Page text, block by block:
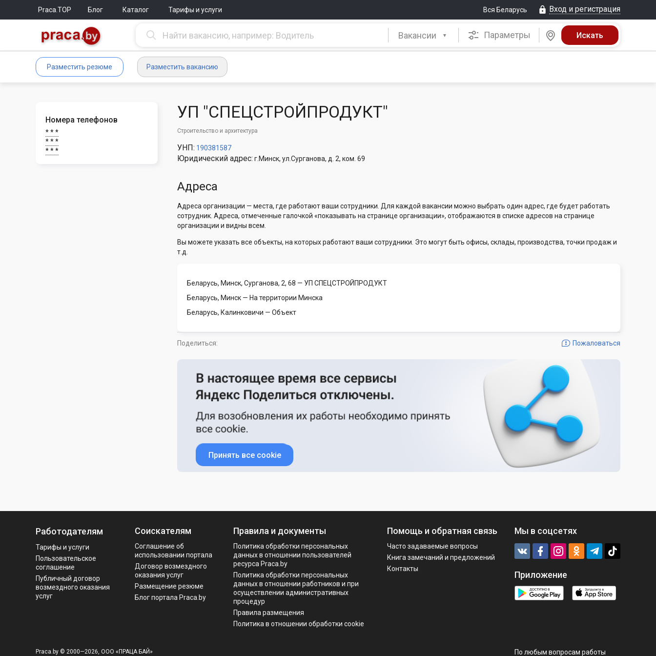
Praca.TOP Блог Каталог Тарифы и услуги Вся Беларусь Вход и регистрация
Вакансии Параметры
Разместить резюме Разместить вакансию
Номера телефонов
* * *
* * *
* * *
УП "СПЕЦСТРОЙПРОДУКТ"
Строительство и архитектура
УНП: 190381587
Юридический адрес: г.Минск, ул.Сурганова, д. 2, ком. 69
Адреса
Адреса организации — места, где работают ваши сотрудники. Для каждой вакансии можно выбрать один адрес, где будет работать
сотрудник. Адреса, отмеченные галочкой «показывать на странице организации», отображаются в списке адресов на странице
организации и видны всем.
Вы можете указать все объекты, на которых работают ваши сотрудники. Это могут быть офисы, склады, производства, точки продаж и
т.д.
Беларусь, Минск, Сурганова, 2, 68 — УП СПЕЦСТРОЙПРОДУКТ
Беларусь, Минск — На территории Минска
Беларусь, Калинковичи — Объект
Пожаловаться
Поделиться:
Принять все cookie
Работодателям
Тарифы и услуги
Пользовательское
соглашение
Публичный договор
возмездного оказания
услуг
Соискателям
Соглашение об
использовании портала
Договор возмездного
оказания услуг
Размещение резюме
Блог портала Praca.by
Правила и документы
Политика обработки персональных
данных в отношении пользователей
ресурса Praca.by
Политикa обработки персональных
данных в отношении работников и при
осуществлении административных
процедур
Правила размещения
Политика в отношении обработки cookie
Помощь и обратная связь
Часто задаваемые вопросы
Книга замечаний и предложений
Контакты
Мы в соцсетях
Приложение
Praca.by © 2000—2026, ООО «ПРАЦА БАЙ» По любым вопросам работы